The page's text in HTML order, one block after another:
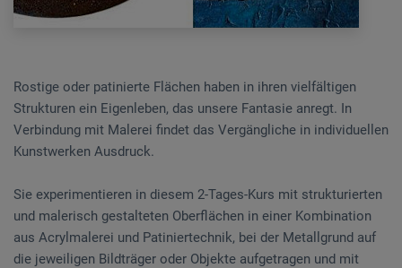
Rostige oder patinierte Flächen haben in ihren vielfältigen
Strukturen ein Eigenleben, das unsere Fantasie anregt. In
Verbindung mit Malerei findet das Vergängliche in individuellen
Kunstwerken Ausdruck.
Sie experimentieren in diesem 2-Tages-Kurs mit strukturierten
und malerisch gestalteten Oberflächen in einer Kombination
aus Acrylmalerei und Patiniertechnik, bei der Metallgrund auf
die jeweiligen Bildträger oder Objekte aufgetragen und mit